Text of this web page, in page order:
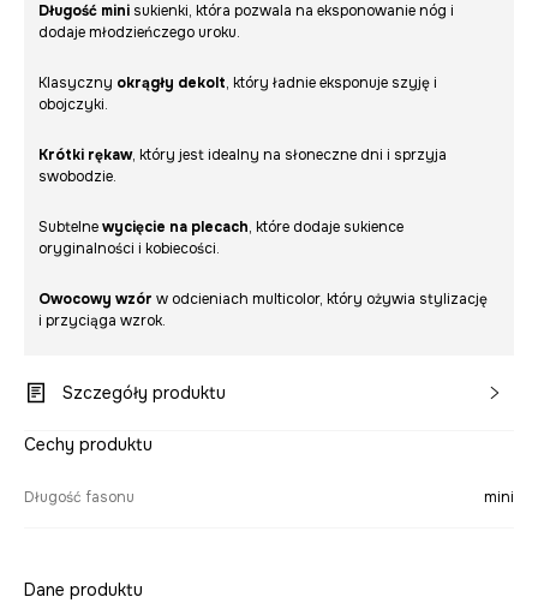
Długość mini sukienki, która pozwala na eksponowanie nóg i
dodaje młodzieńczego uroku.
Klasyczny okrągły dekolt, który ładnie eksponuje szyję i
obojczyki.
Krótki rękaw, który jest idealny na słoneczne dni i sprzyja
swobodzie.
Subtelnewycięcie na plecach, które dodaje sukience
oryginalności i kobiecości.
Owocowy wzór w odcieniach multicolor, który ożywia stylizację
i przyciąga wzrok.
Szczegóły produktu
Cechy produktu
Długość fasonu mini
Dane produktu